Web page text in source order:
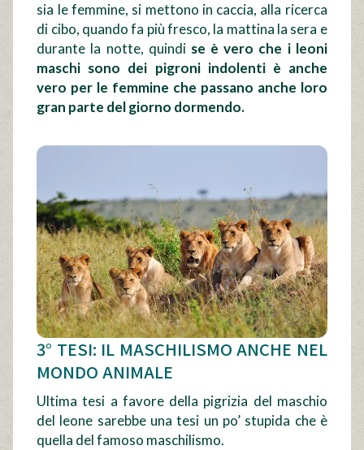
sia le femmine, si mettono in caccia, alla ricerca
di cibo, quando fa più fresco, la mattina la sera e
durante la notte, quindi se è vero che i leoni
maschi sono dei pigroni indolenti è anche
vero per le femmine che passano anche loro
gran parte del giorno dormendo.
3° TESI: IL MASCHILISMO ANCHE NEL
MONDO ANIMALE
Ultima tesi a favore della pigrizia del maschio
del leone sarebbe una tesi un po’ stupida che è
quella del famoso maschilismo.